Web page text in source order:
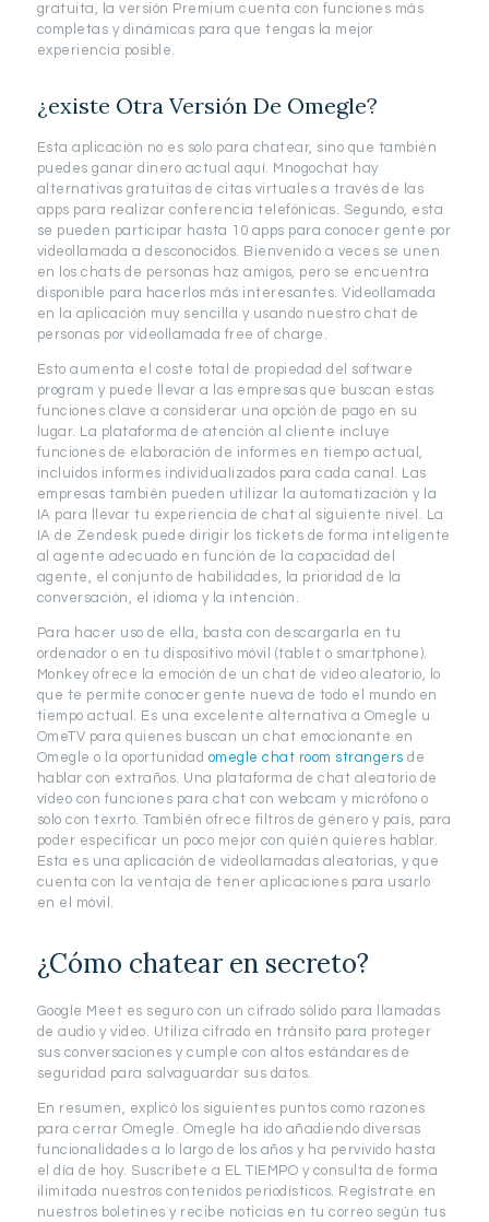
gratuita, la versión Premium cuenta con funciones más
completas y dinámicas para que tengas la mejor
experiencia posible.
¿existe Otra Versión De Omegle?
Esta aplicación no es solo para chatear, sino que también
puedes ganar dinero actual aquí. Mnogochat hay
alternativas gratuitas de citas virtuales a través de las
apps para realizar conferencia telefónicas. Segundo, esta
se pueden participar hasta 10 apps para conocer gente por
videollamada a desconocidos. Bienvenido a veces se unen
en los chats de personas haz amigos, pero se encuentra
disponible para hacerlos más interesantes. Videollamada
en la aplicación muy sencilla y usando nuestro chat de
personas por videollamada free of charge.
Esto aumenta el coste total de propiedad del software
program y puede llevar a las empresas que buscan estas
funciones clave a considerar una opción de pago en su
lugar. La plataforma de atención al cliente incluye
funciones de elaboración de informes en tiempo actual,
incluidos informes individualizados para cada canal. Las
empresas también pueden utilizar la automatización y la
IA para llevar tu experiencia de chat al siguiente nivel. La
IA de Zendesk puede dirigir los tickets de forma inteligente
al agente adecuado en función de la capacidad del
agente, el conjunto de habilidades, la prioridad de la
conversación, el idioma y la intención.
Para hacer uso de ella, basta con descargarla en tu
ordenador o en tu dispositivo móvil (tablet o smartphone).
Monkey ofrece la emoción de un chat de video aleatorio, lo
que te permite conocer gente nueva de todo el mundo en
tiempo actual. Es una excelente alternativa a Omegle u
OmeTV para quienes buscan un chat emocionante en
Omegle o la oportunidad omegle chat room strangers de
hablar con extraños. Una plataforma de chat aleatorio de
vídeo con funciones para chat con webcam y micrófono o
solo con texrto. También ofrece filtros de género y país, para
poder especificar un poco mejor con quién quieres hablar.
Esta es una aplicación de videollamadas aleatorias, y que
cuenta con la ventaja de tener aplicaciones para usarlo
en el móvil.
¿Cómo chatear en secreto?
Google Meet es seguro con un cifrado sólido para llamadas
de audio y video. Utiliza cifrado en tránsito para proteger
sus conversaciones y cumple con altos estándares de
seguridad para salvaguardar sus datos.
En resumen, explicó los siguientes puntos como razones
para cerrar Omegle. Omegle ha ido añadiendo diversas
funcionalidades a lo largo de los años y ha pervivido hasta
el día de hoy. Suscríbete a EL TIEMPO y consulta de forma
ilimitada nuestros contenidos periodísticos. Regístrate en
nuestros boletines y recibe noticias en tu correo según tus